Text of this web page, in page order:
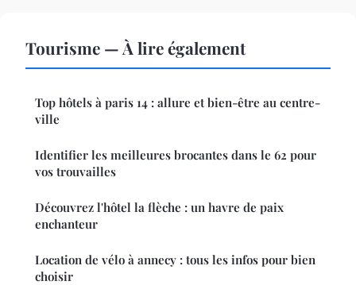
Tourisme — À lire également
Top hôtels à paris 14 : allure et bien-être au centre-
ville
Identifier les meilleures brocantes dans le 62 pour
vos trouvailles
Découvrez l'hôtel la flèche : un havre de paix
enchanteur
Location de vélo à annecy : tous les infos pour bien
choisir